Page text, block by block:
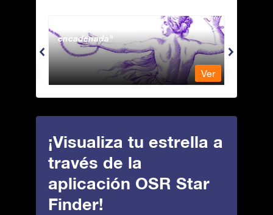
Andromeda - La princesa
encadenada
Ver
¡Visualiza tu estrella a
través de la
aplicación OSR Star
Finder!